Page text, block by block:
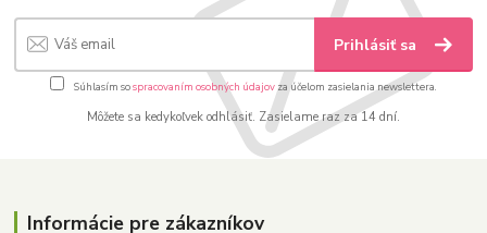
Prihlásiť sa
Súhlasím sospracovaním osobných údajov za účelom zasielania newslettera.
Môžete sa kedykoľvek odhlásiť. Zasielame raz za 14 dní.
Informácie pre zákazníkov